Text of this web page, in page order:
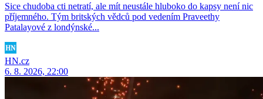
Sice chudoba cti netratí, ale mít neustále hluboko do kapsy není nic
příjemného. Tým britských vědců pod vedením Praveethy
Patalayové z londýnské...
HN.cz
6. 8. 2026, 22:00